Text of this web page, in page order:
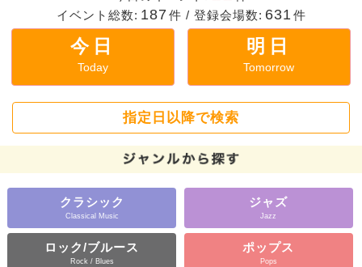
イベント総数: 187 件 / 登録会場数: 631 件
今日
Today
明日
Tomorrow
指定日以降で検索
クラシック
Classical Music
ジャズ
Jazz
ロック/ブルース
Rock / Blues
ポップス
Pops